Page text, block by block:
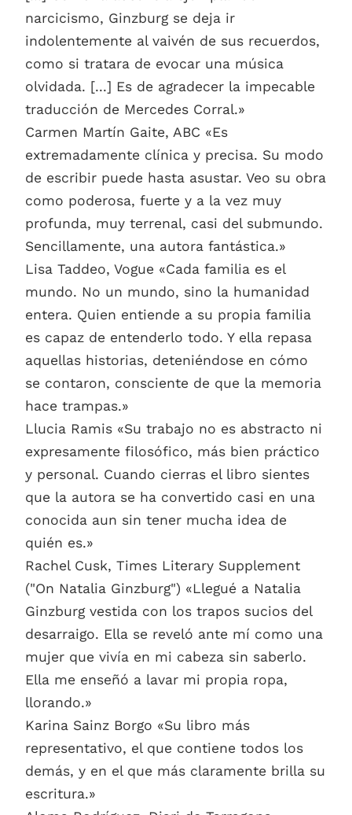
narcicismo, Ginzburg se deja ir
indolentemente al vaivén de sus recuerdos,
como si tratara de evocar una música
olvidada. [...] Es de agradecer la impecable
traducción de Mercedes Corral.»
Carmen Martín Gaite, ABC «Es
extremadamente clínica y precisa. Su modo
de escribir puede hasta asustar. Veo su obra
como poderosa, fuerte y a la vez muy
profunda, muy terrenal, casi del submundo.
Sencillamente, una autora fantástica.»
Lisa Taddeo, Vogue «Cada familia es el
mundo. No un mundo, sino la humanidad
entera. Quien entiende a su propia familia
es capaz de entenderlo todo. Y ella repasa
aquellas historias, deteniéndose en cómo
se contaron, consciente de que la memoria
hace trampas.»
Llucia Ramis «Su trabajo no es abstracto ni
expresamente filosófico, más bien práctico
y personal. Cuando cierras el libro sientes
que la autora se ha convertido casi en una
conocida aun sin tener mucha idea de
quién es.»
Rachel Cusk, Times Literary Supplement
("On Natalia Ginzburg") «Llegué a Natalia
Ginzburg vestida con los trapos sucios del
desarraigo. Ella se reveló ante mí como una
mujer que vivía en mi cabeza sin saberlo.
Ella me enseñó a lavar mi propia ropa,
llorando.»
Karina Sainz Borgo «Su libro más
representativo, el que contiene todos los
demás, y en el que más claramente brilla su
escritura.»